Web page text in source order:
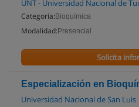
UNT - Universidad Nacional de
Categoría: Bioquímica
Modalidad: Presencial
Solicita
Especialización en
Universidad Nacional de San Luis